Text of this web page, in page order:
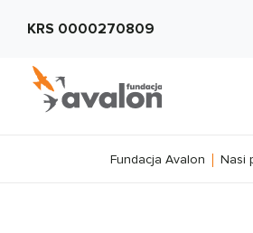
KRS 0000270809
Fundacja Avalon Nasi